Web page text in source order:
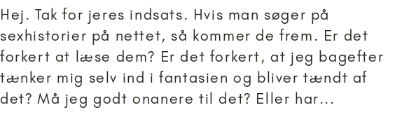
Hej. Tak for jeres indsats. Hvis man søger på
sexhistorier på nettet, så kommer de frem. Er det
forkert at læse dem? Er det forkert, at jeg bagefter
tænker mig selv ind i fantasien og bliver tændt af
det? Må jeg godt onanere til det? Eller har...